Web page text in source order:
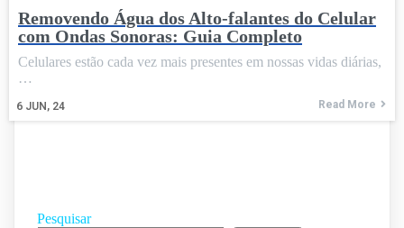
Removendo Água dos Alto-falantes do Celular
com Ondas Sonoras: Guia Completo
6 JUN, 24
Celulares estão cada vez mais presentes em nossas vidas diárias,
…
Read More
Pesquisar